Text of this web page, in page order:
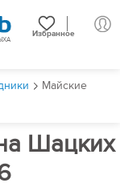
Избранное
Майские
Шацких